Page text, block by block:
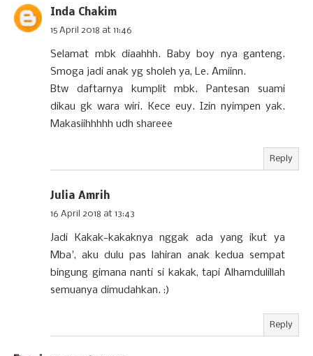
Inda Chakim
15 April 2018 at 11:46
Selamat mbk diaahhh. Baby boy nya ganteng.
Smoga jadi anak yg sholeh ya, Le. Amiinn.
Btw daftarnya kumplit mbk. Pantesan suami
dikau gk wara wiri. Kece euy. Izin nyimpen yak.
Makasiihhhhh udh shareee
Reply
Julia Amrih
16 April 2018 at 13:43
Jadi Kakak-kakaknya nggak ada yang ikut ya
Mba', aku dulu pas lahiran anak kedua sempat
bingung gimana nanti si kakak, tapi Alhamdulillah
semuanya dimudahkan. :)
Reply